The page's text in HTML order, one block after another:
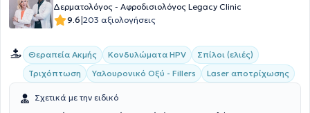
Δερματολόγος - Αφροδισιολόγος Legacy Clinic
9.6|203 αξιολογήσεις
Θεραπεία Ακμής Κονδυλώματα HPV
Σπίλοι (ελιές)
Τριχόπτωση
Υαλουρονικό Οξύ - Fillers Laser αποτρίχωσης
Σχετικά με την ειδικό